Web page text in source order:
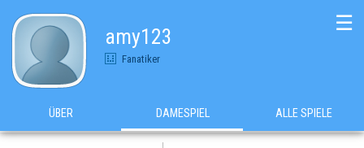
amy123
Fanatiker
☰
ÜBER DAMESPIEL ALLE SPIELE